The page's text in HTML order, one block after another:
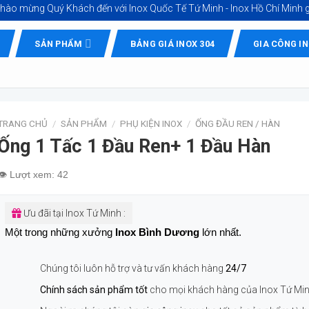
Quý Khách đến vớiInox Quốc Tế Tứ Minh - Inox Hồ Chí Minh giá tốt
SẢN PHẨM BẢNG GIÁ INOX 304 GIA CÔNG
CHỦ / SẢN PHẨM / PHỤ KIỆN INOX / ỐNG ĐẦU REN / HÀN
1 Tấc 1 Đầu Ren+ 1 Đầu Hàn
Lượt xem: 42
Ưu đãi tại Inox Tứ Minh :
Một trong những xưởng Inox Bình Dươnglớn nhất.
Chúng tôi luôn hỗ trợ và tư vấn khách hàng 24/7
Chính sách sản phẩm tốtcho mọi khách hàng của Inox Tứ